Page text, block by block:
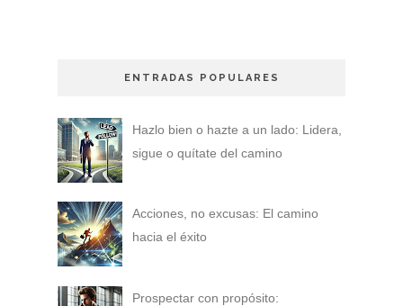
ENTRADAS POPULARES
Hazlo bien o hazte a un lado: Lidera,
sigue o quítate del camino
Acciones, no excusas: El camino
hacia el éxito
Prospectar con propósito: